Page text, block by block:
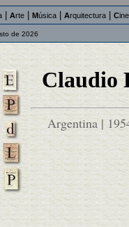
Arte Música Arquitectura Cine
de 2026
Claudio
Argentina |